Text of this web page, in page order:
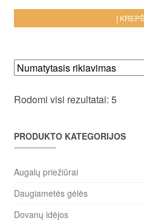
Į
Rodomi visi rezultatai: 5
PRODUKTO KATEGORIJOS
Augalų priežiūrai
Daugiametės gėlės
Dovanų idėjos